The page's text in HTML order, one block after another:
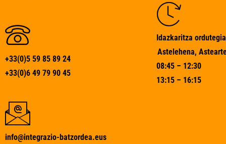
+33(0)5 59 85 89 24
+33(0)6 49 79 90 45
info@integrazio-batzordea.eus
Idazkaritza
Astelehena,
08:45 – 12:30
13:15 – 16:15